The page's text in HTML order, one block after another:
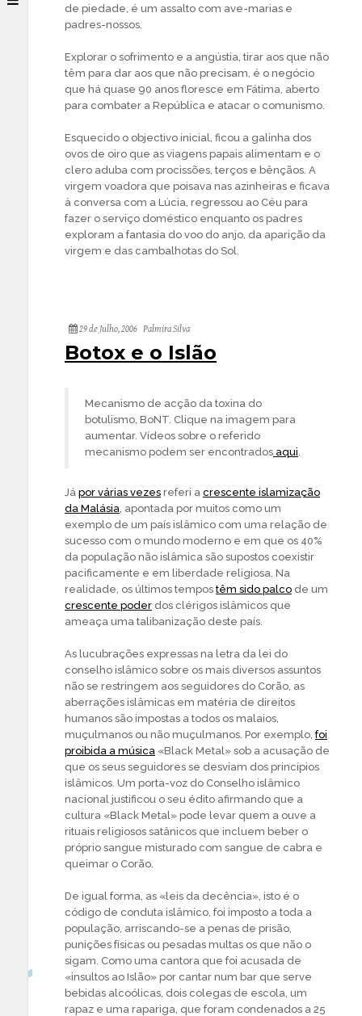
de piedade, é um assalto com ave-marias e
padres-nossos.
Explorar o sofrimento e a angústia, tirar aos que não
têm para dar aos que não precisam, é o negócio
que há quase 90 anos floresce em Fátima, aberto
para combater a República e atacar o comunismo.
Esquecido o objectivo inicial, ficou a galinha dos
ovos de oiro que as viagens papais alimentam e o
clero aduba com procissões, terços e bênçãos. A
virgem voadora que poisava nas azinheiras e ficava
à conversa com a Lúcia, regressou ao Céu para
fazer o serviço doméstico enquanto os padres
exploram a fantasia do voo do anjo, da aparição da
virgem e das cambalhotas do Sol.
29 de Julho, 2006 Palmira Silva
Botox e o Islão
Mecanismo de acção da toxina do
botulismo, BoNT. Clique na imagem para
aumentar. Vídeos sobre o referido
mecanismo podem ser encontrados aqui.
Já por várias vezes referi a crescente islamização
da Malásia, apontada por muitos como um
exemplo de um país islâmico com uma relação de
sucesso com o mundo moderno e em que os 40%
da população não islâmica são supostos coexistir
pacificamente e em liberdade religiosa. Na
realidade, os últimos tempostêm sido palco de um
crescente poder dos clérigos islâmicos que
ameaça uma talibanização deste país.
As lucubrações expressas na letra da lei do
conselho islâmico sobre os mais diversos assuntos
não se restringem aos seguidores do Corão, as
aberrações islâmicas em matéria de direitos
humanos são impostas a todos os malaios,
muçulmanos ou não muçulmanos. Por exemplo,foi
proibida a música «Black Metal» sob a acusação de
que os seus seguidores se desviam dos princípios
islâmicos. Um porta-voz do Conselho islâmico
nacional justificou o seu édito afirmando que a
cultura «Black Metal» pode levar quem a ouve a
rituais religiosos satânicos que incluem beber o
próprio sangue misturado com sangue de cabra e
queimar o Corão.
De igual forma, as «leis da decência», isto é o
código de conduta islâmico, foi imposto a toda a
população, arriscando-se a penas de prisão,
punições físicas ou pesadas multas os que não o
sigam. Como uma cantora que foi acusada de
«insultos ao Islão» por cantar num bar que serve
bebidas alcoólicas, dois colegas de escola, um
rapaz e uma rapariga, que foram condenados a 25